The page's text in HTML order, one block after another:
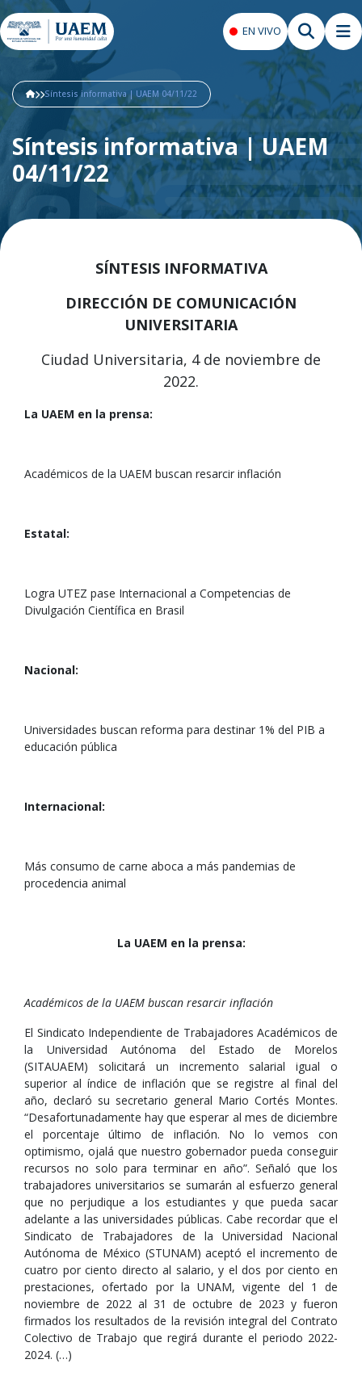
EN VIVO
Síntesis informativa | UAEM 04/11/22
Síntesis informativa | UAEM
04/11/22
SÍNTESIS INFORMATIVA
DIRECCIÓN DE COMUNICACIÓN
UNIVERSITARIA
Ciudad Universitaria, 4 de noviembre de
2022.
La UAEM en la prensa:
Académicos de la UAEM buscan resarcir inflación
Estatal:
Logra UTEZ pase Internacional a Competencias de
Divulgación Científica en Brasil
Nacional:
Universidades buscan reforma para destinar 1% del PIB a
educación pública
Internacional:
Más consumo de carne aboca a más pandemias de
procedencia animal
La UAEM en la prensa:
Académicos de la UAEM buscan resarcir inflación
El Sindicato Independiente de Trabajadores Académicos de
la Universidad Autónoma del Estado de Morelos
(SITAUAEM) solicitará un incremento salarial igual o
superior al índice de inflación que se registre al final del
año, declaró su secretario general Mario Cortés Montes.
“Desafortunadamente hay que esperar al mes de diciembre
el porcentaje último de inflación. No lo vemos con
optimismo, ojalá que nuestro gobernador pueda conseguir
recursos no solo para terminar en año”. Señaló que los
trabajadores universitarios se sumarán al esfuerzo general
que no perjudique a los estudiantes y que pueda sacar
adelante a las universidades públicas. Cabe recordar que el
Sindicato de Trabajadores de la Universidad Nacional
Autónoma de México (STUNAM) aceptó el incremento de
cuatro por ciento directo al salario, y el dos por ciento en
prestaciones, ofertado por la UNAM, vigente del 1 de
noviembre de 2022 al 31 de octubre de 2023 y fueron
firmados los resultados de la revisión integral del Contrato
Colectivo de Trabajo que regirá durante el periodo 2022-
2024. (…)